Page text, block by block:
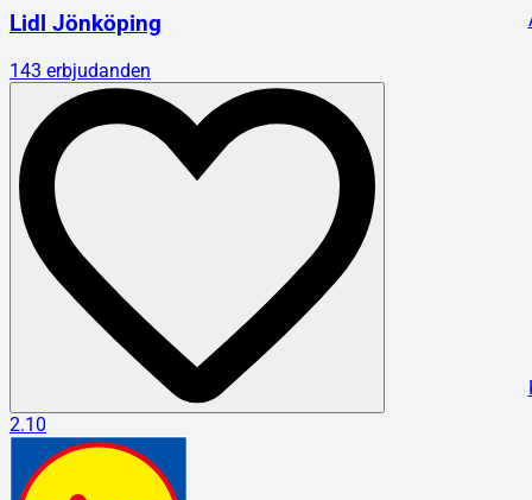
Lidl Jönköping
143 erbjudanden
2.10